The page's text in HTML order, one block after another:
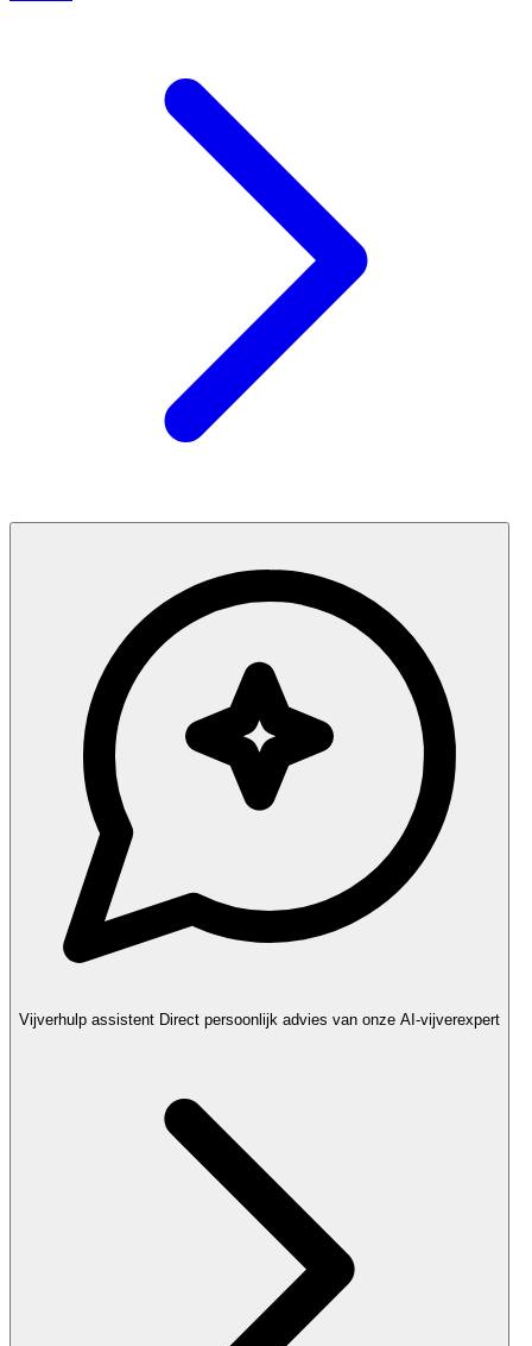
Vijverhulp assistent Direct persoonlijk advies van onze AI-vijverexpert